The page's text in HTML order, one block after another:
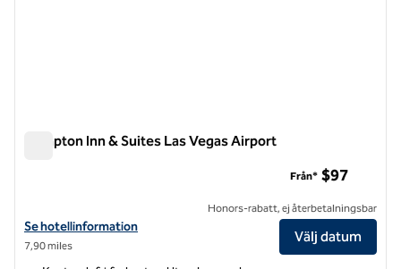
Hampton Inn & Suites Las Vegas Airport
Visa hotelluppgifter för Hampton Inn & Suites Las Vegas Airport
Se hotellinformation
7,90 miles
Från* $97
Honors-rabatt, ej återbetalningsbar
Välj datum